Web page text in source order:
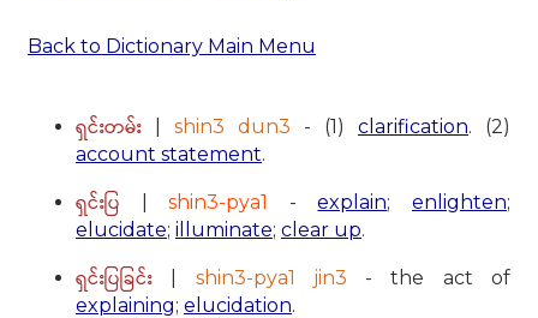
Back to Dictionary Main Menu
ရှင်းတမ်း shin3 dun3 - (1) clarification. (2)
account statement.
ရှင်းပြ |shin3-pya1 -explain;enlighten;
elucidate; illuminate; clear up.
ရှင်းပြခြင်း shin3-pya1 jin3 - the act of
explaining; elucidation.